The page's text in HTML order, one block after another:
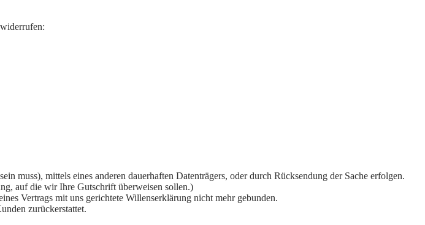
muss), mittels eines anderen dauerhaften Datenträgers, oder durch Rücksendung der Sache erfolgen.
auf die wir Ihre Gutschrift überweisen sollen.)
Vertrags mit uns gerichtete Willenserklärung nicht mehr gebunden.
zurückerstattet.